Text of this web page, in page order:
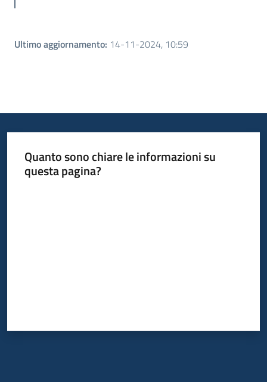
Ultimo aggiornamento: 14-11-2024, 10:59
Quanto sono chiare le informazioni su
questa pagina?